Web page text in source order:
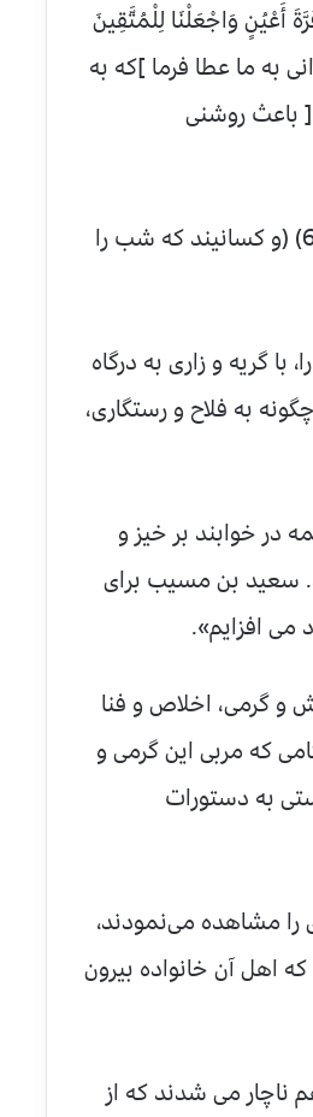
أَعْيُنٍ وَاجْعَلْنَا لِلْمُتَّقِينَ
به ما عطا فرما ]که به
باعث روشنی
و پیش از آن می فرماید: {وَالَّذِينَ يَبِيتُونَ لِرَبِّهِمْ سُجَّدًا وَقِيَامًا } (الفرقان: 64) (و کسانیند که شب را
گریه و زاری به درگاه
به فلاح و رستگاری،
در خوابند بر خیز و
سعید بن مسیب برای
افزایم».
و گرمی، اخلاص و فنا
که مربی این گرمی و
به دستورات
را مشاهده می‌نمودند،
اهل آن خانواده بیرون
ناچار می شدند که از